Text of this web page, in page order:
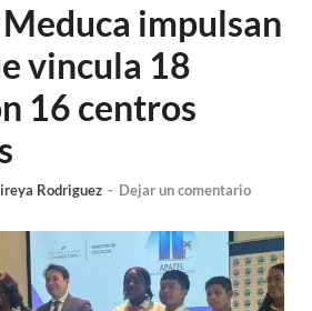
impulsan
vincula 18
16 centros
Rodriguez - Dejar un comentario